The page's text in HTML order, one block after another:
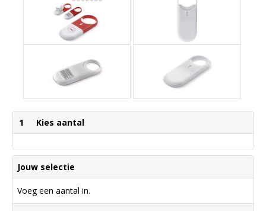
1 Kies aantal
Jouw selectie
Voeg een aantal in.